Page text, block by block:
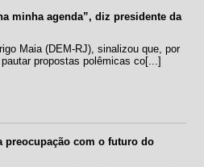
minha agenda”, diz presidente da
Maia (DEM-RJ), sinalizou que, por
propostas polêmicas co[...]
preocupação com o futuro do